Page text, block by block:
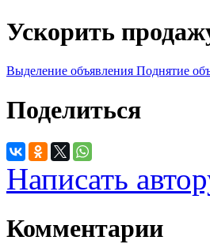
Ускорить
Выделение объявления Поднятие
Поделиться
Написать
Комментарии